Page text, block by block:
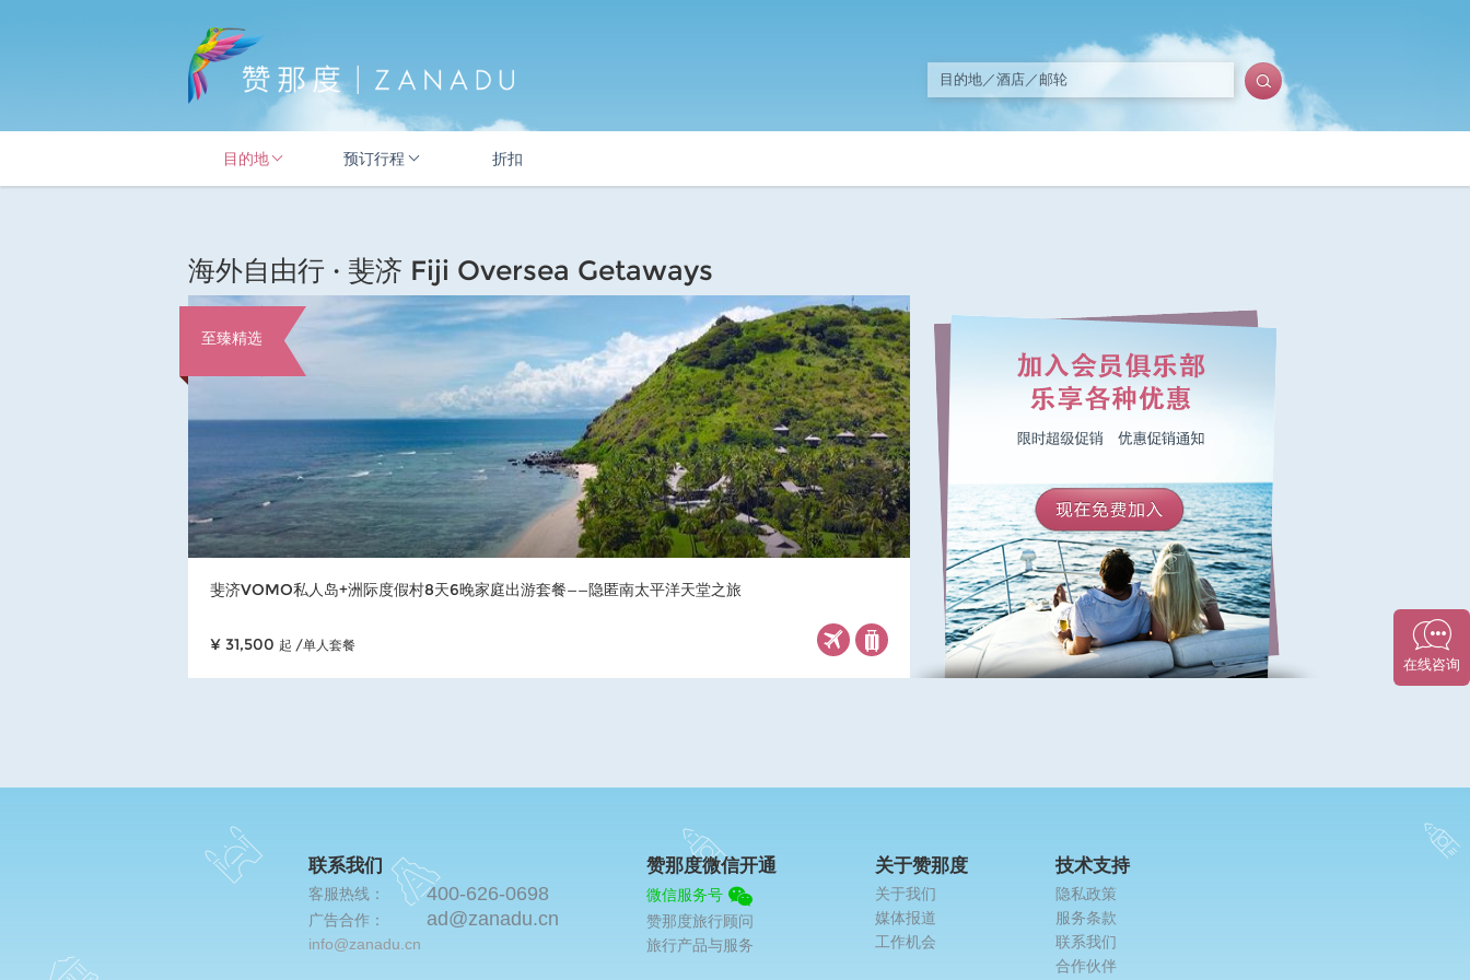
目的地 预订行程 折扣
海外自由行 · 斐济 Fiji Oversea Getaways
至臻精选
斐济VOMO私人岛+洲际度假村8天6晚家庭出游套餐——隐匿南太平洋天堂之旅
¥ 31,500 起 /单人套餐
联系我们
客服热线： 400-626-0698
广告合作： ad@zanadu.cn
info@zanadu.cn
赞那度微信开通
微信服务号
赞那度旅行顾问
旅行产品与服务
关于赞那度
关于我们
媒体报道
工作机会
技术支持
隐私政策
服务条款
联系我们
合作伙伴